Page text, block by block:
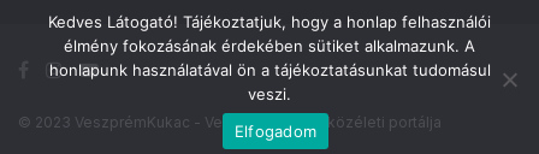
© 2023 VeszprémKukac - Veszprém online közéleti portálja
Kedves Látogató! Tájékoztatjuk, hogy a honlap felhasználói
élmény fokozásának érdekében sütiket alkalmazunk. A
honlapunk használatával ön a tájékoztatásunkat tudomásul
veszi.
Elfogadom